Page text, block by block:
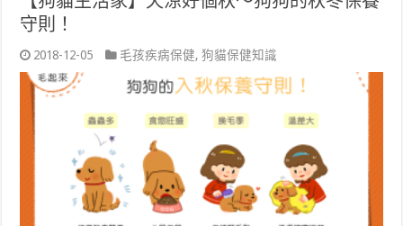
守則！
2018-12-05 毛孩疾病保健,狗貓保健知識